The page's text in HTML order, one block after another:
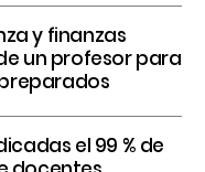
y finanzas
un profesor para
el 99 % de